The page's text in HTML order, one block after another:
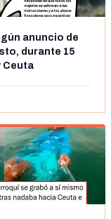
anuncio de
durante 15
Ceuta